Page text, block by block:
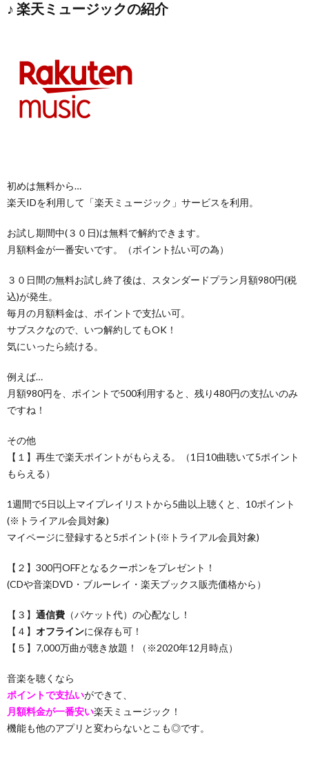
♪ 楽天ミュージックの紹介
初めは無料から…
楽天IDを利用して「楽天ミュージック」サービスを利用。
お試し期間中(３０日)は無料で解約できます。
月額料金が一番安いです。（ポイント払い可の為）
３０日間の無料お試し終了後は、スタンダードプラン月額980円(税
込)が発生。
毎月の月額料金は、ポイントで支払い可。
サブスクなので、いつ解約してもOK！
気にいったら続ける。
例えば…
月額980円を、ポイントで500利用すると、残り480円の支払いのみ
ですね！
その他
【１】再生で楽天ポイントがもらえる。（1日10曲聴いて5ポイント
もらえる）
1週間で5日以上マイプレイリストから5曲以上聴くと、10ポイント
(※トライアル会員対象)
マイページに登録すると5ポイント(※トライアル会員対象)
【２】300円OFFとなるクーポンをプレゼント！
(CDや音楽DVD・ブルーレイ・楽天ブックス販売価格から）
【３】 通信費 （パケット代）の心配なし！
【４】 オフラインに保存も可！
【５】7,000万曲が聴き放題！（※2020年12月時点）
音楽を聴くなら
ポイントで支払いができて、
月額料金が一番安い楽天ミュージック！
機能も他のアプリと変わらないとこも◎です。